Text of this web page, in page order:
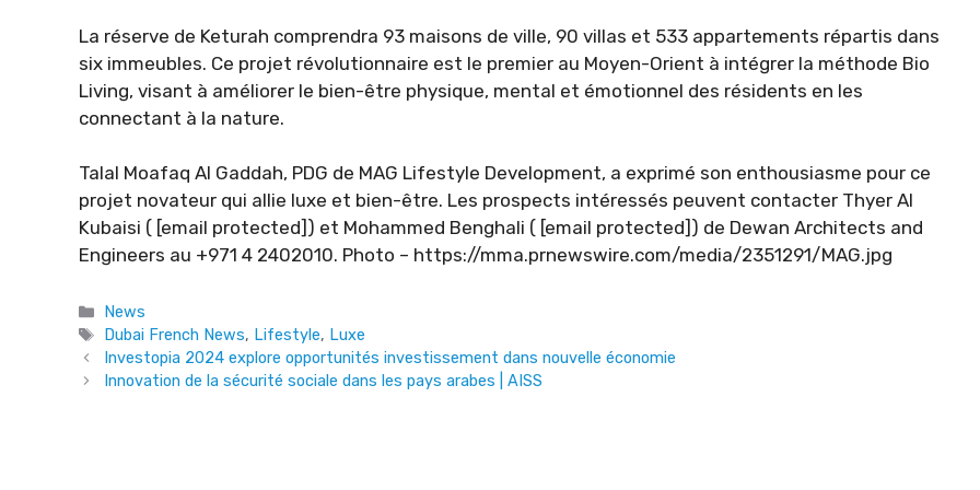
La réserve de Keturah comprendra 93 maisons de ville, 90 villas et 533 appartements répartis dans
six immeubles. Ce projet révolutionnaire est le premier au Moyen-Orient à intégrer la méthode Bio
Living, visant à améliorer le bien-être physique, mental et émotionnel des résidents en les
connectant à la nature.
Talal Moafaq Al Gaddah, PDG de MAG Lifestyle Development, a exprimé son enthousiasme pour ce
projet novateur qui allie luxe et bien-être. Les prospects intéressés peuvent contacter Thyer Al
Kubaisi ( [email protected]) et Mohammed Benghali ( [email protected]) de Dewan Architects and
Engineers au +971 4 2402010. Photo – https://mma.prnewswire.com/media/2351291/MAG.jpg
Categories
News
Tags
Dubai French News, Lifestyle, Luxe
Investopia 2024 explore opportunités investissement dans nouvelle économie
Innovation de la sécurité sociale dans les pays arabes | AISS